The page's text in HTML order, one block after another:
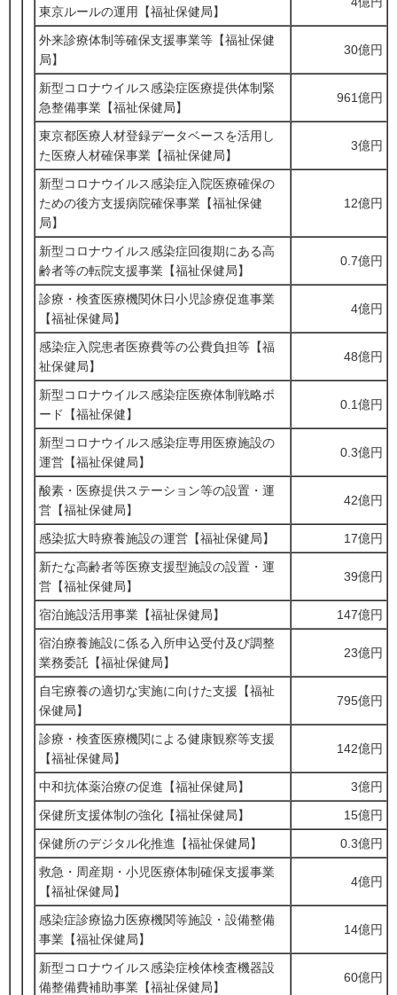
東京ルールの運用【福祉保健局】
外来診療体制等確保支援事業等【福祉保健
局】
30億円
新型コロナウイルス感染症医療提供体制緊
急整備事業【福祉保健局】
961億円
東京都医療人材登録データベースを活用し
た医療人材確保事業【福祉保健局】
3億円
新型コロナウイルス感染症入院医療確保の
ための後方支援病院確保事業【福祉保健
局】
12億円
新型コロナウイルス感染症回復期にある高
齢者等の転院支援事業【福祉保健局】
0.7億円
診療・検査医療機関休日小児診療促進事業
【福祉保健局】
4億円
感染症入院患者医療費等の公費負担等【福
祉保健局】
48億円
新型コロナウイルス感染症医療体制戦略ボ
ード【福祉保健】
0.1億円
新型コロナウイルス感染症専用医療施設の
運営【福祉保健局】
0.3億円
酸素・医療提供ステーション等の設置・運
営【福祉保健局】
42億円
感染拡大時療養施設の運営【福祉保健局】
17億円
新たな高齢者等医療支援型施設の設置・運
営【福祉保健局】
39億円
宿泊施設活用事業【福祉保健局】
147億円
宿泊療養施設に係る入所申込受付及び調整
業務委託【福祉保健局】
23億円
自宅療養の適切な実施に向けた支援【福祉
保健局】
795億円
診療・検査医療機関による健康観察等支援
【福祉保健局】
142億円
中和抗体薬治療の促進【福祉保健局】
3億円
保健所支援体制の強化【福祉保健局】
15億円
保健所のデジタル化推進【福祉保健局】
0.3億円
救急・周産期・小児医療体制確保支援事業
【福祉保健局】
4億円
感染症診療協力医療機関等施設・設備整備
事業【福祉保健局】
14億円
新型コロナウイルス感染症検体検査機器設
備整備費補助事業【福祉保健局】
60億円